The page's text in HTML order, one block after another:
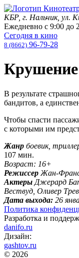
КБР, г. Нальчик, ул.
Ежедневно с 9:00 до
Сегодня в кино
8 (8662) 96-79-28
Крушение
В результате
бандитов, а
Чтобы спасти
с которыми им
Жанр боевик,
107 мин.
Возраст: 16+
Режиссер Жан-
Актеры Джерард
Вествуд, Оливер
Дата выхода: 26
Политика
Разработка и
danifo.ru
Дизайн:
gashtov.ru
© 2026